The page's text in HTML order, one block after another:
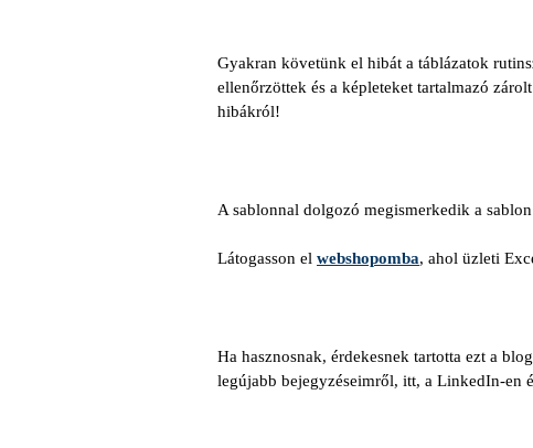
Gyakran követünk el hibát a táblázatok
ellenőrzöttek és a képleteket tartalmazó
hibákról!
A sablonnal dolgozó megismerkedik a
Látogasson el webshopomba, ahol üzleti
Ha hasznosnak, érdekesnek tartotta ezt a
legújabb bejegyzéseimről, itt, a LinkedIn-en